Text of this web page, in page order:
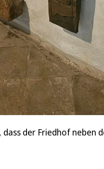
der Friedhof neben